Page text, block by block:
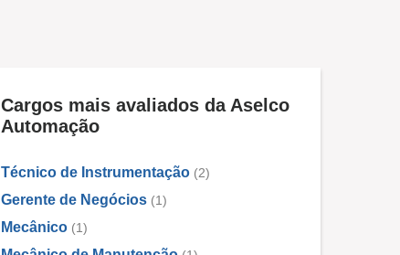
Cargos mais avaliados da Aselco
Automação
Técnico de Instrumentação (2)
Gerente de Negócios (1)
Mecânico (1)